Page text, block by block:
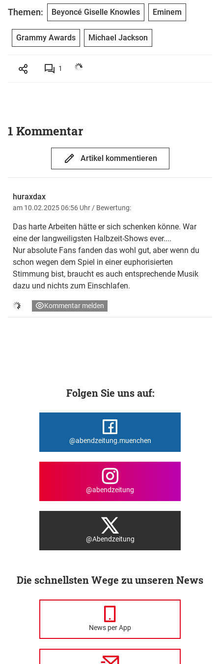
Themen: Beyoncé Giselle Knowles Eminem
Grammy Awards Michael Jackson
1
1 Kommentar
Artikel kommentieren
huraxdax
am 10.02.2025 06:56 Uhr / Bewertung:
Das harte Arbeiten hätte er sich schenken könne. War
eine der langweiligsten Halbzeit-Shows ever....
Nur absolute Fans fanden das wohl gut, aber wenn du
schon wegen dem Spiel in einer euphorisierten
Stimmung bist, braucht es auch entsprechende Musik
dazu und nichts zum Einschlafen.
Kommentar melden
Folgen Sie uns auf:
@abendzeitung.muenchen
@abendzeitung
@Abendzeitung
Die schnellsten Wege zu unseren News
News per App